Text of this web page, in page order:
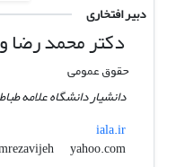
دبیر افتخاری
دکتر محمد رضا
حقوق عمومی
دانشیار دانشگاه علامه
iala.ir
mrezavijeh
yahoo.com